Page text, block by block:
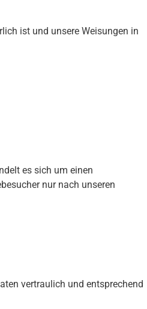
ist und unsere Weisungen in
es sich um einen
nur nach unseren
vertraulich und entsprechend